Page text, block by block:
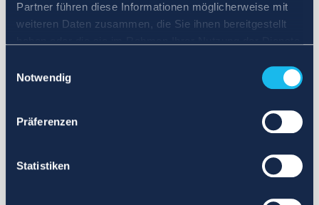
Partner führen diese Informationen möglicherweise mit
weiteren Daten zusammen, die Sie ihnen bereitgestellt
Notwendig
Präferenzen
Statistiken